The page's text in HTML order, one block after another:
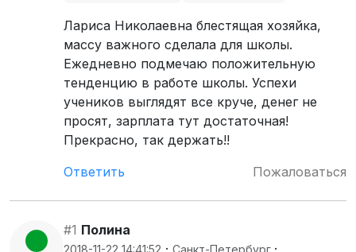
Лариса Николаевна блестящая хозяйка,
массу важного сделала для школы.
Ежедневно подмечаю положительную
тенденцию в работе школы. Успехи
учеников выглядят все круче, денег не
просят, зарплата тут достаточная!
Прекрасно, так держать!!
Ответить
Пожаловаться
#1 Полина
2018-11-22 14:41:52 · Санкт-Петербург ·